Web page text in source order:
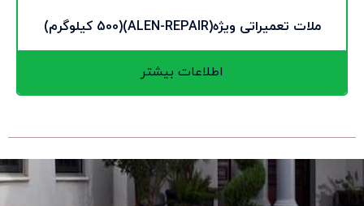
ملات تعمیراتی ویژه(ALEN-REPAIR)(500 کیلوگرم)
اطلاعات بیشتر